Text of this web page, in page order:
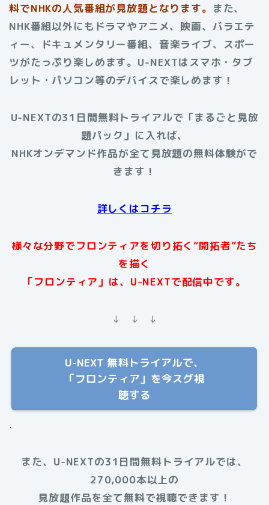
料でNHKの人気番組が見放題となります。 また、
NHK番組以外にもドラマやアニメ、映画、バラエテ
ィー、ドキュメンタリー番組、音楽ライブ、スポー
ツがたっぷり楽しめます。U-NEXTはスマホ・タブ
レット・パソコン等のデバイスで楽しめます！
U-NEXTの31日間無料トライアルで「まるごと見放
題パック」に入れば、
NHKオンデマンド作品が全て見放題の無料体験がで
きます！
詳しくはコチラ
様々な分野でフロンティアを切り拓く“開拓者”たち
を描く
「フロンティア」は、U-NEXTで配信中です。
↓ ↓ ↓
U-NEXT 無料トライアルで、
「フロンティア」を今スグ視
聴する
.
また、U-NEXTの31日間無料トライアルでは、
270,000本以上の
見放題作品を全て無料で視聴できます！